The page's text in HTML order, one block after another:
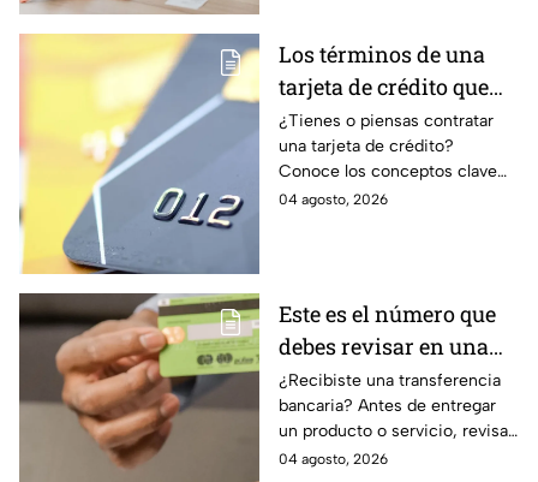
Los términos de una
tarjeta de crédito que
debes entender para
evitar deudas
¿Tienes o piensas contratar
una tarjeta de crédito?
Conoce los conceptos clave
como CAT, fecha de corte,
04 agosto, 2026
Este es el número que
debes revisar en una
transferencia bancaria
para evitar fraudes
¿Recibiste una transferencia
bancaria? Antes de entregar
un producto o servicio, revisa
este número clave para
04 agosto, 2026